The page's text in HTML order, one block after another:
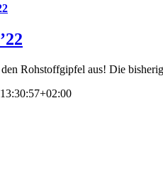
Rohstoffgipfel aus! Die